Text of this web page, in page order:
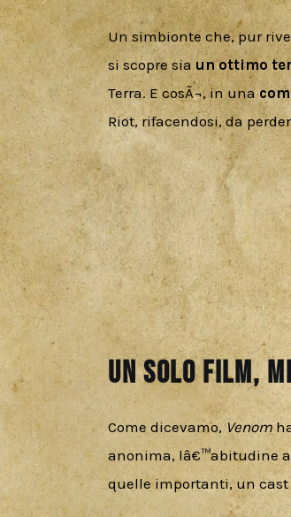
Un simbionte che, pur
si scopre sia un ottimo
Terra. E cosÃ¬, in una
Riot, rifacendosi, da
Un solo film,
Come dicevamo, Venom
anonima, lâ€™abitudine a
quelle importanti, un